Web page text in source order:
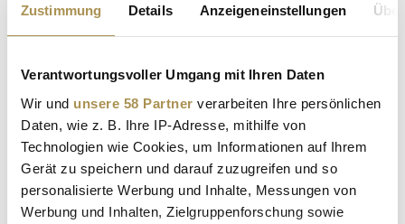
Zustimmung Details Anzeigeneinstellungen
Verantwortungsvoller Umgang mit Ihren Daten
Wir und unsere 58 Partner verarbeiten Ihre persönlichen
Daten, wie z. B. Ihre IP-Adresse, mithilfe von
Technologien wie Cookies, um Informationen auf Ihrem
Gerät zu speichern und darauf zuzugreifen und so
personalisierte Werbung und Inhalte, Messungen von
Werbung und Inhalten, Zielgruppenforschung sowie